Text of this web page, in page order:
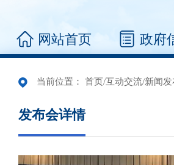
网站首页 政府
当前位置： 首页/互动交流/新闻发
发布会详情